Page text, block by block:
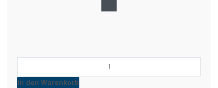
In den Warenkorb